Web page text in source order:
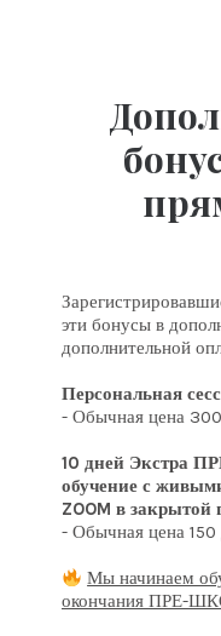
эти бонусы в
дополнительной
Персональная
- Обычная цена
10 дней Экстра
обучение с
ZOOM в закрытой
- Обычная цена
Мы начинаем
окончания ПРЕ-